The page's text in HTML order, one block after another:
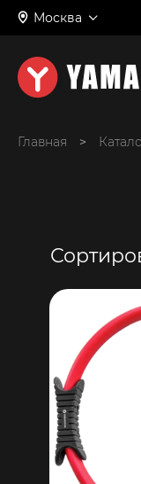
Москва
Главная >